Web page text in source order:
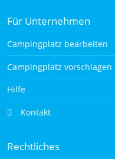
Für Unternehmen
Campingplatz bearbeiten
Campingplatz vorschlagen
Hilfe
Kontakt
Rechtliches